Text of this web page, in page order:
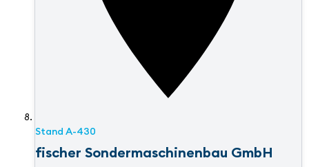
Stand A-430
fischer Sondermaschinenbau GmbH